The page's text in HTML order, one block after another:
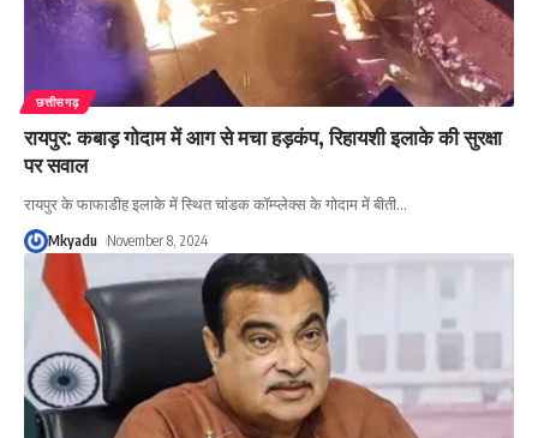
छत्तीसगढ़
रायपुर: कबाड़ गोदाम में आग से मचा हड़कंप, रिहायशी इलाके की सुरक्षा
पर सवाल
रायपुर के फाफाडीह इलाके में स्थित चांडक कॉम्प्लेक्स के गोदाम में बीती…
Mkyadu November 8, 2024